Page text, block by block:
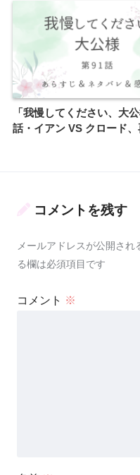
「我慢してください、大
話・イアン VS クロード
コメントを残す
メールアドレスが公開され
る欄は必須項目です
コメント ※